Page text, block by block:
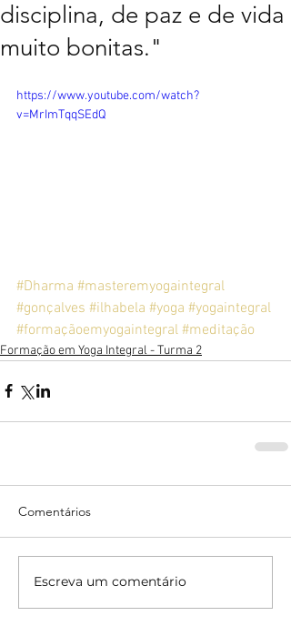
disciplina, de paz e de vida
muito bonitas."
https://www.youtube.com/watch?
v=MrImTqqSEdQ
#Dharma #masteremyogaintegral
#gonçalves #ilhabela #yoga #yogaintegral
#formaçãoemyogaintegral #meditação
Formação em Yoga Integral - Turma 2
Comentários
Escreva um comentário